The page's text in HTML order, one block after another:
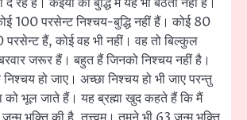
100 परसेन्ट निश्चय-बुद्धि नहीं हैं। कोई 80
हैं, कोई वह भी नहीं। वह तो बिल्कुल
जरूर हैं। बहुत हैं जिनको निश्चय नहीं है।
हो जाए। अच्छा निश्चय हो भी जाए परन्तु
को भूल जाते हैं। यह ब्रह्मा खुद कहते हैं कि मैं